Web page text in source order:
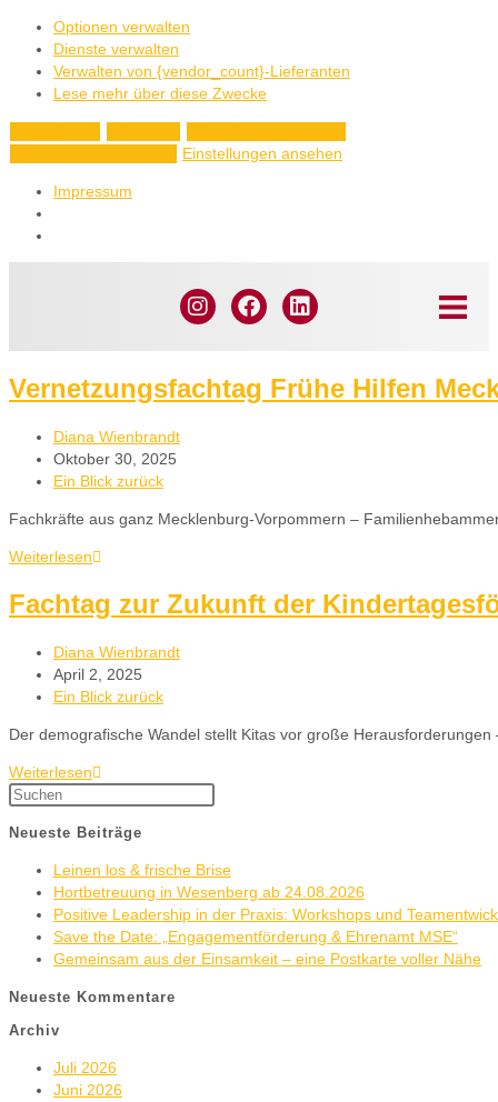
Optionen verwalten
Dienste verwalten
Verwalten von {vendor_count}-Lieferanten
Lese mehr über diese Zwecke
Einstellungen ansehen
Impressum
Vernetzungsfachtag Frühe Hilfen
Diana Wienbrandt
Oktober 30, 2025
Ein Blick zurück
Fachkräfte aus ganz Mecklenburg-Vorpommern –
Weiterlesen
Fachtag zur Zukunft der
Diana Wienbrandt
April 2, 2025
Ein Blick zurück
Der demografische Wandel stellt Kitas vor große
Weiterlesen
Neueste Beiträge
Leinen los & frische Brise
Hortbetreuung in Wesenberg ab 24.08.2026
Positive Leadership in der Praxis: Workshops und
Save the Date: „Engagementförderung & Ehrenamt MSE“
Gemeinsam aus der Einsamkeit – eine Postkarte voller Nähe
Neueste Kommentare
Archiv
Juli 2026
Juni 2026